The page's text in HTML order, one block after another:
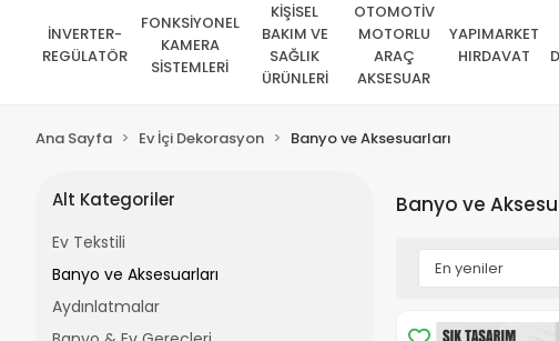
İNVERTER-
REGÜLATÖR
FONKSİYONEL
KAMERA
SİSTEMLERİ
KİŞİSEL
BAKIM VE
SAĞLIK
ÜRÜNLERİ
OTOMOTİV
MOTORLU
ARAÇ
AKSESUAR
YAPIMARKET
HIRDAVAT
Ana Sayfa Ev İçi Dekorasyon Banyo ve Aksesuarları
Alt Kategoriler
Ev Tekstili
Banyo ve Aksesuarları
Aydınlatmalar
Banyo ve